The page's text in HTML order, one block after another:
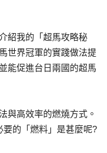
紹我的「超馬攻略秘
世界冠軍的實踐做法提
能促進台日兩國的超馬
與高效率的燃燒方式。
的「燃料」是甚麼呢?